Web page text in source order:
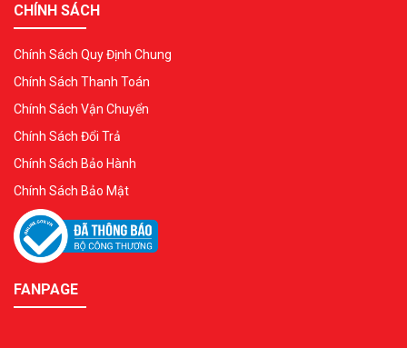
CHÍNH SÁCH
Chính Sách Quy Định Chung
Chính Sách Thanh Toán
Chính Sách Vận Chuyển
Chính Sách Đổi Trả
Chính Sách Bảo Hành
Chính Sách Bảo Mật
FANPAGE